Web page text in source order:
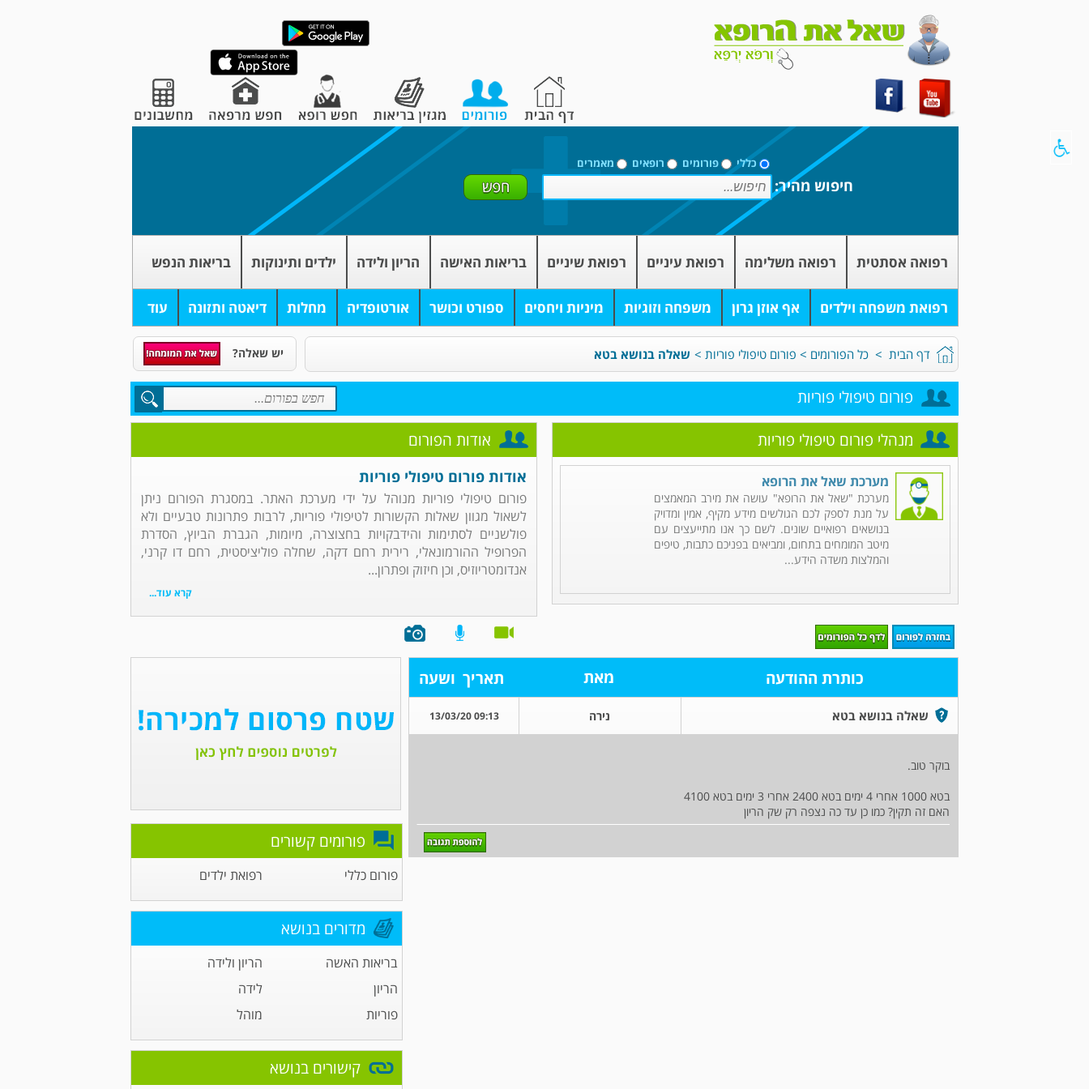
כללי פורומים רופאים מאמרים
חיפוש מהיר:
רפואה אסתטית רפואה משלימה רפואת עיניים רפואת שיניים בריאות האישה הריון ולידה ילדים ותינוקות בריאות הנפש
רפואת משפחה וילדים אף אוזן גרון משפחה וזוגיות מיניות ויחסים ספורט וכושר אורטופדיה מחלות דיאטה ותזונה עוד
דף הבית > כל הפורומים > פורום טיפולי פוריות > שאלה בנושא בטא יש שאלה?
פורום טיפולי פוריות
אודות הפורום
אודות פורום טיפולי פוריות
פורום טיפולי פוריות מנוהל על ידי מערכת האתר. במסגרת הפורום ניתן
לשאול מגוון שאלות הקשורות לטיפולי פוריות, לרבות פתרונות טבעיים ולא
פולשניים לסתימות והידבקויות בחצוצרה, מיומות, הגברת הביוץ, הסדרת
הפרופיל ההורמונאלי, רירית רחם דקה, שחלה פוליציסטית, רחם דו קרני,
אנדומטריוזיס, וכן חיזוק ופתרון...
קרא עוד...
מנהלי פורום טיפולי פוריות
מערכת שאל את הרופא
מערכת "שאל את הרופא" עושה את מירב המאמצים
על מנת לספק לכם הגולשים מידע מקיף, אמין ומדויק
בנושאים רפואיים שונים. לשם כך אנו מתייעצים עם
מיטב המומחים בתחום, ומביאים בפניכם כתבות, טיפים
והמלצות משדה הידע...
כותרת ההודעה מאת תאריך ושעה
שאלה בנושא בטא נירה 09:13 13/03/20
בוקר טוב.
בטא 1000 אחרי 4 ימים בטא 2400 אחרי 3 ימים בטא 4100
האם זה תקין? כמו כן עד כה נצפה רק שק הריון
פורומים קשורים
פורום כללי רפואת ילדים
מדורים בנושא
בריאות האשה
הריון ולידה
הריון
לידה
פוריות
מוהל
קישורים בנושא